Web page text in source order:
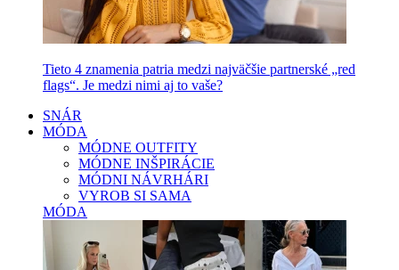
Tieto 4 znamenia patria medzi najväčšie partnerské „red
flags“. Je medzi nimi aj to vaše?
SNÁR
MÓDA
MÓDNE OUTFITY
MÓDNE INŠPIRÁCIE
MÓDNI NÁVRHÁRI
VYROB SI SAMA
MÓDA